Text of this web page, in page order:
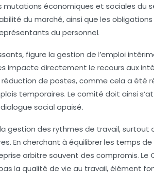
économiques et sociales du
du marché, ainsi que les
du personnel.
figure la gestion de l’emploi
impacte directement le recours aux
de postes, comme cela a été
temporaires. Le comité doit ainsi
social apaisé.
gestion des rythmes de travail, surtout
En cherchant à équilibrer les temps
arbitre souvent des compromis. Le
la qualité de vie au travail, élément